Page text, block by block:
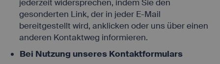
jederzeit widersprechen, indem Sie den
gesonderten Link, der in jeder E-Mail
bereitgestellt wird, anklicken oder uns über einen
anderen Kontaktweg informieren.
Bei Nutzung unseres Kontaktformulars